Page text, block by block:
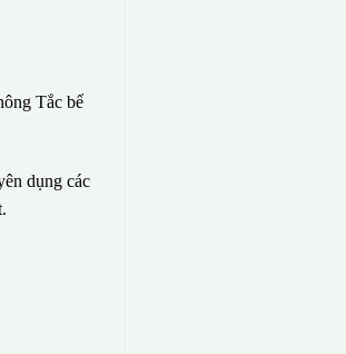
Tắc bể
dụng các